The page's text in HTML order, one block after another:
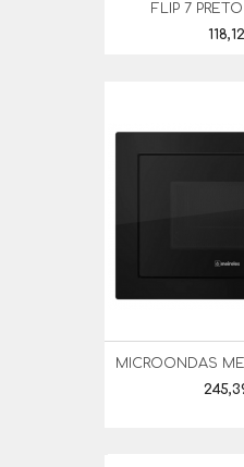
FLIP 7
Preço
MICROONDAS
Preço